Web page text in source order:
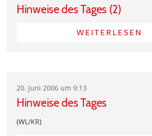
Hinweise des Tages (2)
WEITERLESEN
20. Juni 2006 um 9:13
Hinweise des Tages
(WL/KR)